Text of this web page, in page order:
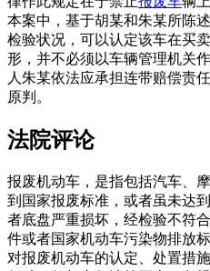
本案中，基于胡某和朱某所陈
检验状况，可以认定该车在买
形，并不必须以车辆管理机关
人朱某依法应承担连带赔偿责
原判。
法院评论
报废机动车，是指包括汽车、
到国家报废标准，或者虽未达
者底盘严重损坏，经检验不符
件或者国家机动车污染物排放
对报废机动车的认定、处置措